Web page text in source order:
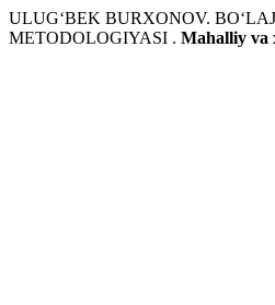
ULUG‘BEK BURXONOV.
METODOLOGIYASI . Mahalliy va